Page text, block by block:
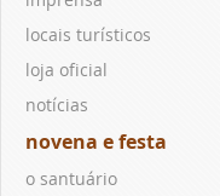
locais turísticos
loja oficial
notícias
novena e festa
o santuário